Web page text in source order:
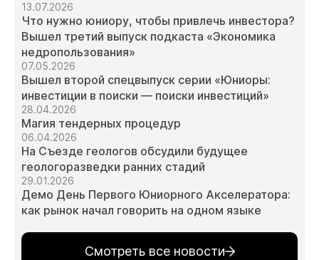
13.07.2026
Что нужно юниору, чтобы привлечь инвестора?
Вышел третий выпуск подкаста «Экономика
недропользования»
07.05.2026
Вышел второй спецвыпуск серии «Юниоры:
инвестиции в поиски — поиски инвестиций»
28.04.2026
Магия тендерных процедур
06.04.2026
На Съезде геологов обсудили будущее
геологоразведки ранних стадий
29.01.2026
Демо День Первого Юниорного Акселератора:
как рынок начал говорить на одном языке
Смотреть все новости